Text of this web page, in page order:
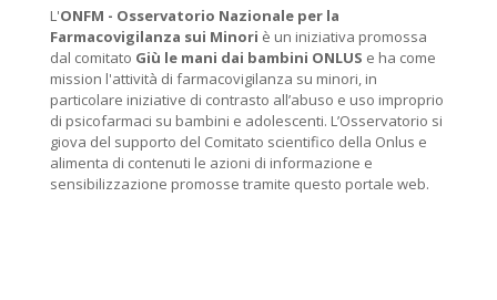
L'ONFM - Osservatorio Nazionale per la
Farmacovigilanza sui Minori è un iniziativa promossa
dal comitato Giù le mani dai bambini ONLUS e ha come
mission l'attività di farmacovigilanza su minori, in
particolare iniziative di contrasto all’abuso e uso improprio
di psicofarmaci su bambini e adolescenti. L’Osservatorio si
giova del supporto del Comitato scientifico della Onlus e
alimenta di contenuti le azioni di informazione e
sensibilizzazione promosse tramite questo portale web.